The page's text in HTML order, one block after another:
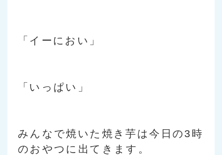
「イーにおい」
「いっぱい」
みんなで焼いた焼き芋は今日の3時
のおやつに出てきます。